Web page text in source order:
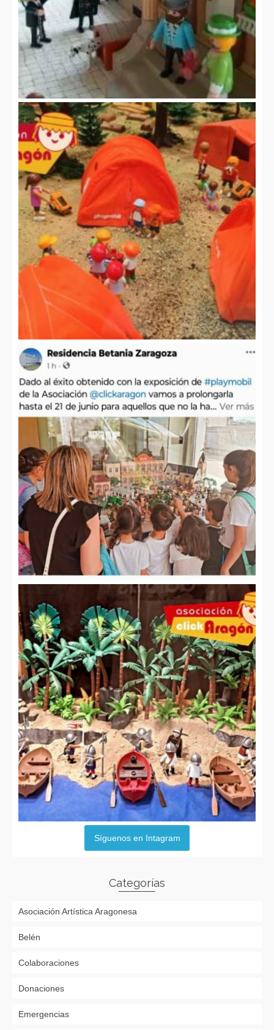
Síguenos en Intagram
Categorías
Asociación Artística Aragonesa
Belén
Colaboraciones
Donaciones
Emergencias